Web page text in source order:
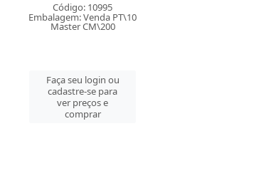
Código: 114637
Embalagem: Venda CX\24
Master CM\192
Faça seu login ou
cadastre-se para
ver preços e
comprar